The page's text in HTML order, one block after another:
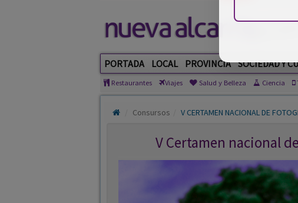
PORTADA LOCAL PROVINCIA SOCIEDAD Y
Restaurantes Viajes Salud y Belleza
Consursos V CERTAMEN NACIONAL DE
V Certamen nacional